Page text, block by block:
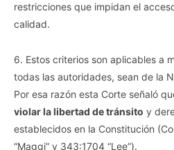
restricciones que impidan el
calidad.
6. Estos criterios son aplicables a
todas las autoridades, sean de la
Por esa razón esta Corte señaló
violar la libertad de tránsito y
establecidos en la Constitución
“Maggi” y 343:1704 “Lee”).